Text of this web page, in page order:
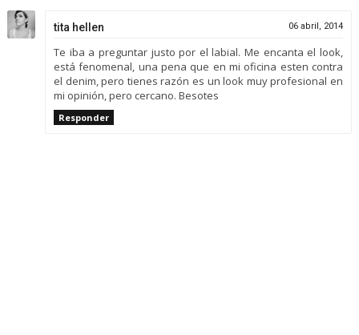
tita hellen 06 abril, 2014
Te iba a preguntar justo por el labial. Me encanta el look,
está fenomenal, una pena que en mi oficina esten contra
el denim, pero tienes razón es un look muy profesional en
mi opinión, pero cercano. Besotes
Responder